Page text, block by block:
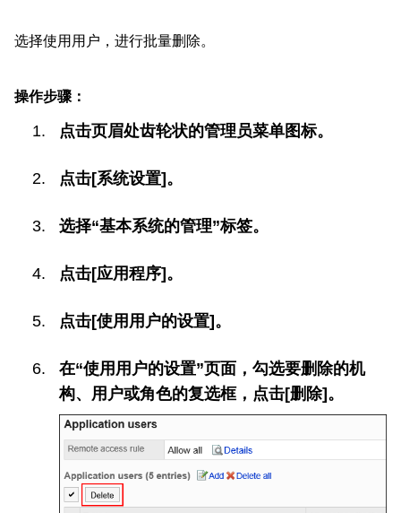
选择使用用户，进行批量删除。
操作步骤：
点击页眉处齿轮状的管理员菜单图标。
点击[系统设置]。
选择“基本系统的管理”标签。
点击[应用程序]。
点击[使用用户的设置]。
在“使用用户的设置”页面，勾选要删除的机
构、用户或角色的复选框，点击[删除]。